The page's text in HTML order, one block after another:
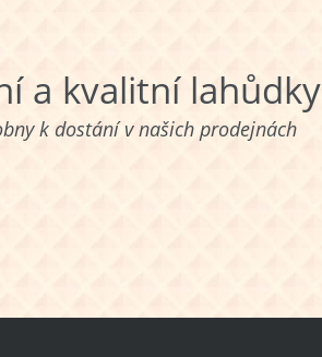
a kvalitní lahůdky
k dostání v našich prodejnách